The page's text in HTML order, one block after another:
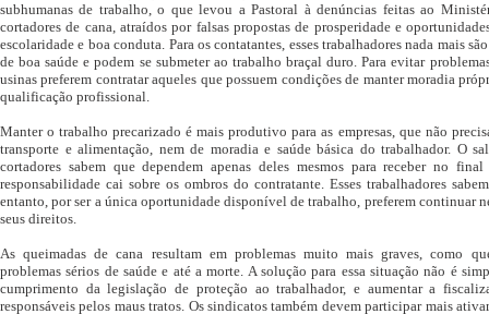
subhumanas de trabalho, o que levou a Pastoral à denúncias feitas ao
cortadores de cana, atraídos por falsas propostas de prosperidade e
escolaridade e boa conduta. Para os contatantes, esses trabalhadores nada mais
de boa saúde e podem se submeter ao trabalho braçal duro. Para evitar
usinas preferem contratar aqueles que possuem condições de manter moradia
qualificação profissional.
Manter o trabalho precarizado é mais produtivo para as empresas, que não
transporte e alimentação, nem de moradia e saúde básica do trabalhador. O
cortadores sabem que dependem apenas deles mesmos para receber no
responsabilidade cai sobre os ombros do contratante. Esses trabalhadores
entanto, por ser a única oportunidade disponível de trabalho, preferem continuar
seus direitos.
As queimadas de cana resultam em problemas muito mais graves, como
problemas sérios de saúde e até a morte. A solução para essa situação não é
cumprimento da legislação de proteção ao trabalhador, e aumentar a
responsáveis pelos maus tratos. Os sindicatos também devem participar mais